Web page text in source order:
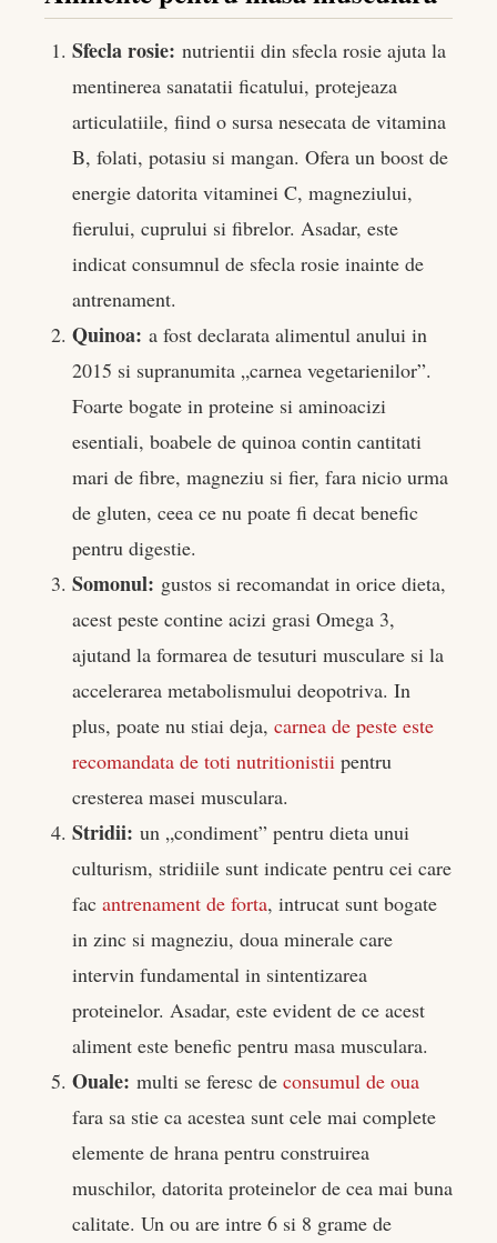
Sfecla rosie: nutrientii din sfecla rosie ajuta la
mentinerea sanatatii ficatului, protejeaza
articulatiile, fiind o sursa nesecata de vitamina
B, folati, potasiu si mangan. Ofera un boost de
energie datorita vitaminei C, magneziului,
fierului, cuprului si fibrelor. Asadar, este
indicat consumnul de sfecla rosie inainte de
antrenament.
Quinoa: a fost declarata alimentul anului in
2015 si supranumita „carnea vegetarienilor”.
Foarte bogate in proteine si aminoacizi
esentiali, boabele de quinoa contin cantitati
mari de fibre, magneziu si fier, fara nicio urma
de gluten, ceea ce nu poate fi decat benefic
pentru digestie.
Somonul: gustos si recomandat in orice dieta,
acest peste contine acizi grasi Omega 3,
ajutand la formarea de tesuturi musculare si la
accelerarea metabolismului deopotriva. In
plus, poate nu stiai deja, carnea de peste este
recomandata de toti nutritionistii pentru
cresterea masei musculara.
Stridii: un „condiment” pentru dieta unui
culturism, stridiile sunt indicate pentru cei care
fac antrenament de forta, intrucat sunt bogate
in zinc si magneziu, doua minerale care
intervin fundamental in sintentizarea
proteinelor. Asadar, este evident de ce acest
aliment este benefic pentru masa musculara.
Ouale: multi se feresc de consumul de oua
fara sa stie ca acestea sunt cele mai complete
elemente de hrana pentru construirea
muschilor, datorita proteinelor de cea mai buna
calitate. Un ou are intre 6 si 8 grame de